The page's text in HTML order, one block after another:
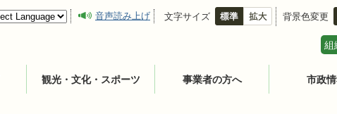
音声読み上げ 文字サイズ 背景色変更
組
観光・文化・スポーツ 事業者の方へ 市政